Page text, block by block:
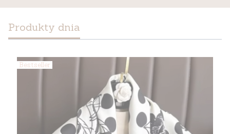
Produkty dnia
Bestseller